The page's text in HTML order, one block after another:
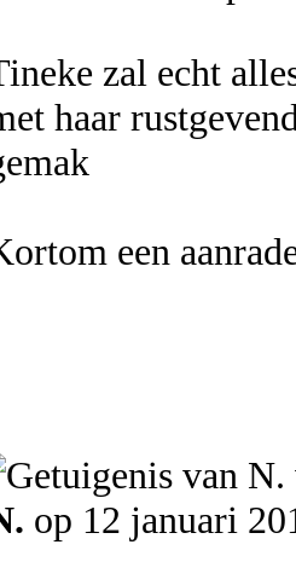
zal echt
haar
een
op 12 januari